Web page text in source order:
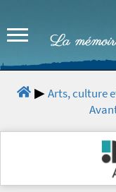
Arts, culture